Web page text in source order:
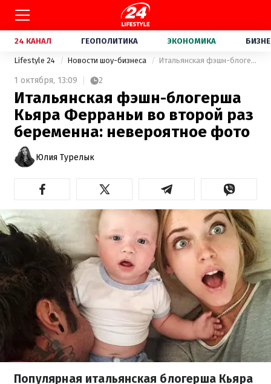
24 КАНАЛ ГЕОПОЛИТИКА ЭКОНОМИКА
Lifestyle 24 Новости шоу-бизнеса Итальянская фэшн-блогерша Кьяра Ферраньи во второй раз беременна: невероятное фото
1 октября, 13:09 2
Итальянская фэшн-блогерша
Кьяра Ферраньи во второй раз
беременна: невероятное фото
Юлия Турелык
Популярная итальянская блогерша Кьяра